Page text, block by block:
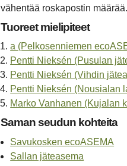
vähentää roskapostin määrää.
Tuoreet mielipiteet
a (Pelkosenniemen
Pentti Nieksén (Pusulan
Pentti Nieksén (Vihdin
Pentti Nieksén (Nousialan
Marko Vanhanen (Kujalan
Saman seudun kohteita
Savukosken ecoASEMA
Sallan jäteasema